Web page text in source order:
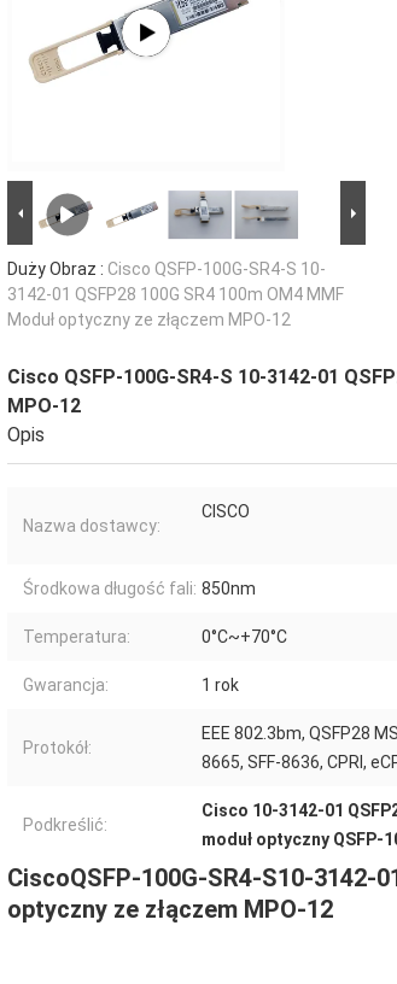
Duży Obraz : Cisco QSFP-100G-SR4-S 10-
3142-01 QSFP28 100G SR4 100m OM4 MMF
Moduł optyczny ze złączem MPO-12
Cisco QSFP-100G-SR4-S 10-3142-01
MPO-12
Opis
Nazwa dostawcy:
CISCO
Środkowa długość fali: 850nm
Temperatura: 0°C~+70°C
Gwarancja: 1 rok
Protokół:
EEE 802.3bm, QSFP28
8665, SFF-8636, CPRI,
Podkreślić:
Cisco 10-3142-01
moduł optyczny QSFP-
CiscoQSFP-100G-SR4-S10-3142-
optyczny ze złączem MPO-12